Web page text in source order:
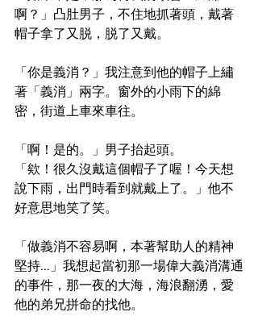
啊？」凸肚男子，不住地抓著頭，戴著
帽子拿了又脱，脱了又戴。
「你是義消？」我注意到他的帽子上繡
著「義消」兩字。窗外的小雨下的綿
密，街道上車來車往。
「啊！是的。」男子抬起頭。
「欸！很久沒戴這個帽子了喔！今天想
說下雨，出門時看到就戴上了。」他不
好意思地笑了笑。
「做義消不容易啊，本著幫助人的精神
堅持...」我想起當初那一場偉大義消溝通
的事件，那一夜的大海，海浪翻湧，愛
他的弟兄拼命的找他。